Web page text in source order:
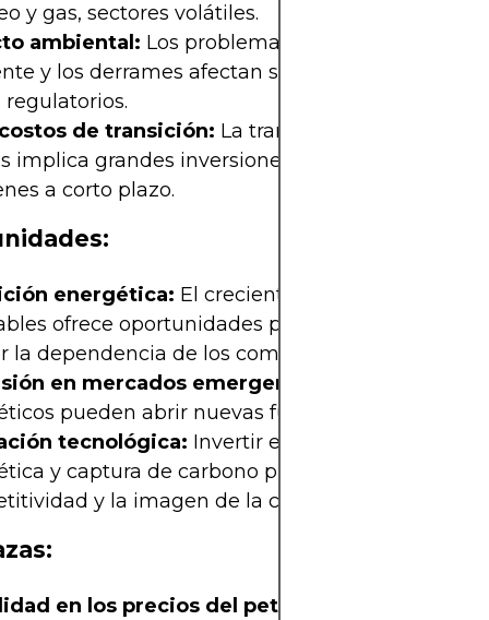
y gas, sectores volátiles.
ambiental: Los problemas relacionados con
y los derrames afectan su imagen y pueden
regulatorios.
de transición: La transformación hacia
implica grandes inversiones que pueden
a corto plazo.
energética: El creciente interés en energías
ofrece oportunidades para diversificar su
la dependencia de los combustibles fósiles.
en mercados emergentes:
pueden abrir nuevas fuentes de ingresos.
tecnológica: Invertir en tecnología de
y captura de carbono puede mejorar la
y la imagen de la compañía.
en los precios del petróleo: